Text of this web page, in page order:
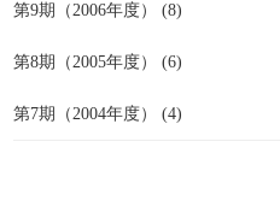
第9期（2006年度） (8)
第8期（2005年度） (6)
第7期（2004年度） (4)